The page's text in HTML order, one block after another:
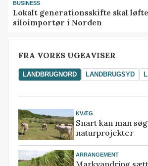
BUSINESS
Lokalt generationsskifte skal
siloimportør i Norden
FRA VORES UGEAVISER
LANDBRUGNORD LANDBRUGSYD
KVÆG
Snart kan man
naturprojekter
ARRANGEMENT
Markvandring